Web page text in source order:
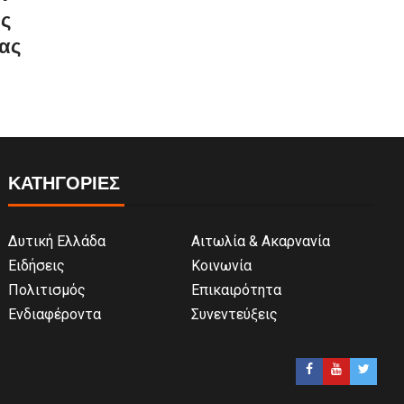
ΚΑΤΗΓΟΡΙΕΣ
Δυτική Ελλάδα
Αιτωλία & Ακαρνανία
Ειδήσεις
Κοινωνία
Πολιτισμός
Επικαιρότητα
Ενδιαφέροντα
Συνεντεύξεις